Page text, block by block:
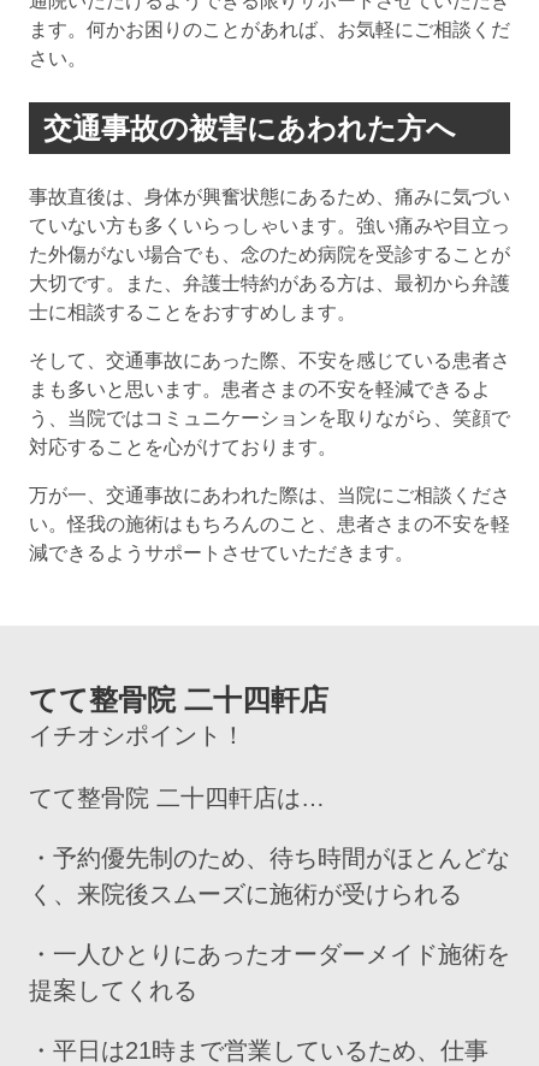
ます。何かお困りのことがあれば、お気軽にご相談くだ
さい。
交通事故の被害にあわれた方へ
事故直後は、身体が興奮状態にあるため、痛みに気づい
ていない方も多くいらっしゃいます。強い痛みや目立っ
た外傷がない場合でも、念のため病院を受診することが
大切です。また、弁護士特約がある方は、最初から弁護
士に相談することをおすすめします。
そして、交通事故にあった際、不安を感じている患者さ
まも多いと思います。患者さまの不安を軽減できるよ
う、当院ではコミュニケーションを取りながら、笑顔で
対応することを心がけております。
万が一、交通事故にあわれた際は、当院にご相談くださ
い。怪我の施術はもちろんのこと、患者さまの不安を軽
減できるようサポートさせていただきます。
てて整骨院 二十四軒店
イチオシポイント！
てて整骨院 二十四軒店は…
・予約優先制のため、待ち時間がほとんどな
く、来院後スムーズに施術が受けられる
・一人ひとりにあったオーダーメイド施術を
提案してくれる
・平日は21時まで営業しているため、仕事